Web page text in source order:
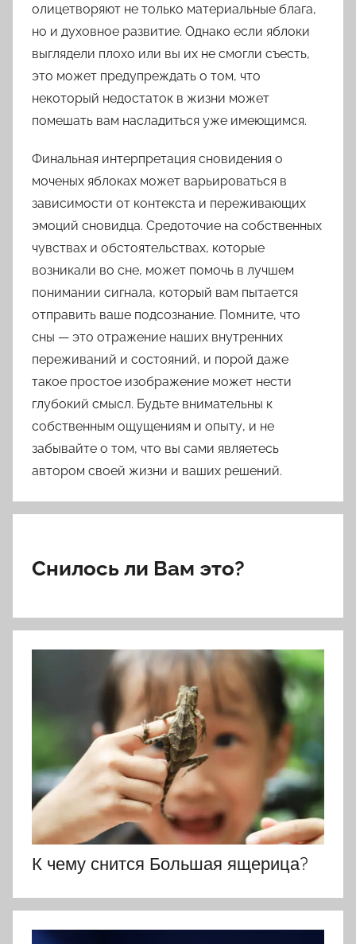
олицетворяют не только материальные блага,
но и духовное развитие. Однако если яблоки
выглядели плохо или вы их не смогли съесть,
это может предупреждать о том, что
некоторый недостаток в жизни может
помешать вам насладиться уже имеющимся.
Финальная интерпретация сновидения о
моченых яблоках может варьироваться в
зависимости от контекста и переживающих
эмоций сновидца. Средоточие на собственных
чувствах и обстоятельствах, которые
возникали во сне, может помочь в лучшем
понимании сигнала, который вам пытается
отправить ваше подсознание. Помните, что
сны — это отражение наших внутренних
переживаний и состояний, и порой даже
такое простое изображение может нести
глубокий смысл. Будьте внимательны к
собственным ощущениям и опыту, и не
забывайте о том, что вы сами являетесь
автором своей жизни и ваших решений.
Снилось ли Вам это?
К чему снится Большая ящерица?